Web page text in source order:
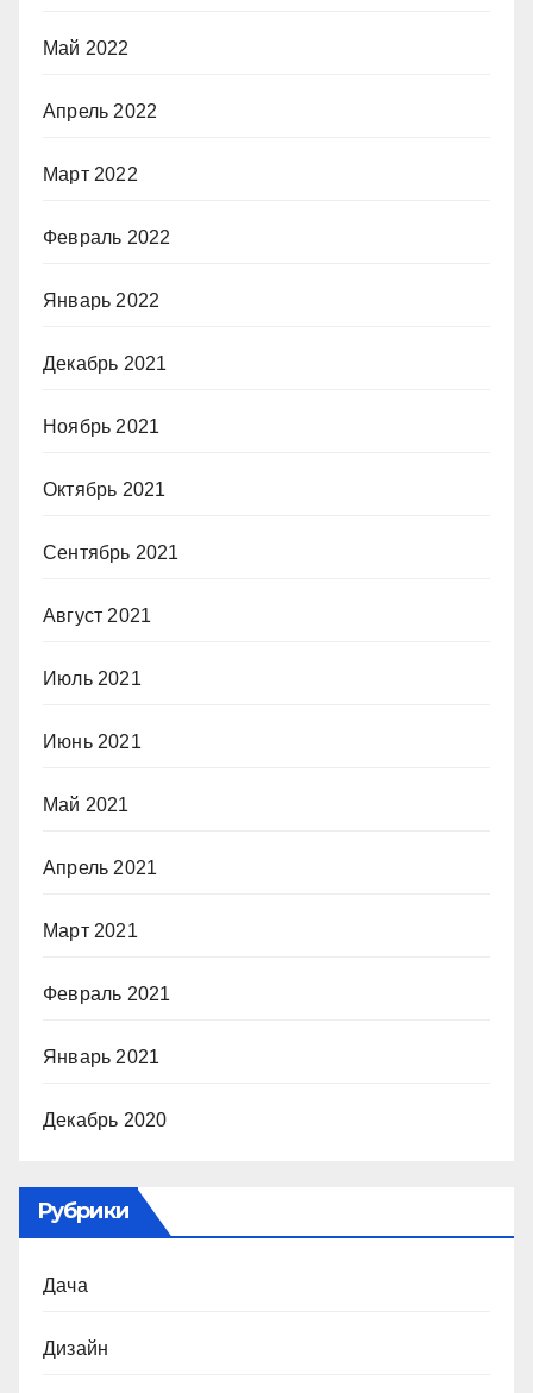
Май 2022
Апрель 2022
Март 2022
Февраль 2022
Январь 2022
Декабрь 2021
Ноябрь 2021
Октябрь 2021
Сентябрь 2021
Август 2021
Июль 2021
Июнь 2021
Май 2021
Апрель 2021
Март 2021
Февраль 2021
Январь 2021
Декабрь 2020
Рубрики
Дача
Дизайн